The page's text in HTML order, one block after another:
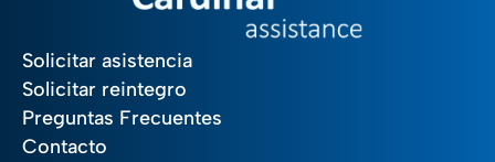
Solicitar asistencia
Solicitar reintegro
Preguntas Frecuentes
Contacto